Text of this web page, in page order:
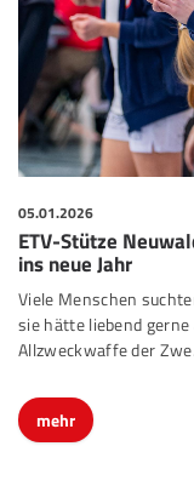
05.01.2026
ETV-Stütze
ins neue Jahr
Viele Menschen
sie hätte liebend
Allzweckwaffe der
mehr